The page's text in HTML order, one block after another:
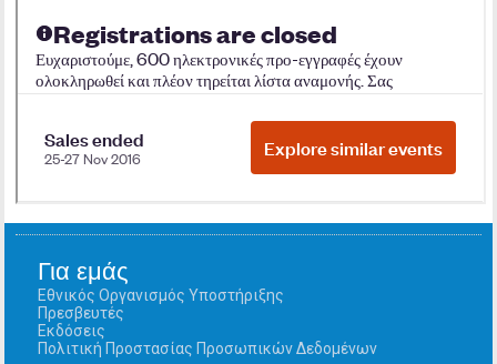
Για εμάς
Εθνικός Οργανισμός Υποστήριξης
Πρεσβευτές
Εκδόσεις
Πολιτική Προστασίας Προσωπικών Δεδομένων